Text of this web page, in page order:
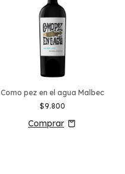
Como pez en el agua Malbec
$9.800